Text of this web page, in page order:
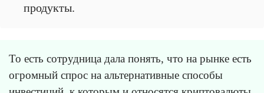
продукты.
То есть сотрудница дала понять, что на рынке есть
огромный спрос на альтернативные способы